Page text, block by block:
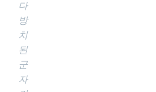
다
방
치
된
군
자